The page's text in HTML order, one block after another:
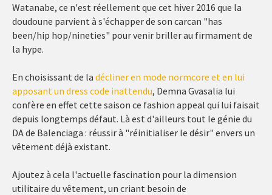
Watanabe, ce n'est réellement que cet hiver 2016 que la
doudoune parvient à s'échapper de son carcan "has
been/hip hop/nineties" pour venir briller au firmament de
la hype.
En choisissant de la décliner en mode normcore et en lui
apposant un dress code inattendu, Demna Gvasalia lui
confère en effet cette saison ce fashion appeal qui lui faisait
depuis longtemps défaut. Là est d'ailleurs tout le génie du
DA de Balenciaga : réussir à "réinitialiser le désir" envers un
vêtement déjà existant.
Ajoutez à cela l'actuelle fascination pour la dimension
utilitaire du vêtement, un criant besoin de